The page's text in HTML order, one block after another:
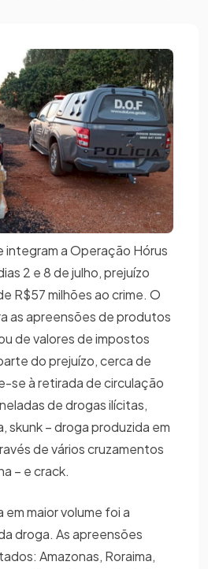
integram a Operação Hórus
2 e 8 de julho, prejuízo
R$57 milhões ao crime. O
as apreensões de produtos
de valores de impostos
do prejuízo, cerca de
se à retirada de circulação
de drogas ilícitas,
skunk – droga produzida em
de vários cruzamentos
– e crack.
maior volume foi a
droga. As apreensões
Amazonas, Roraima,